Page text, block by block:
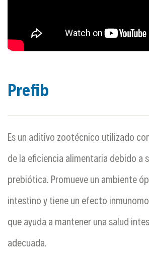
Prefib
Es un aditivo zootécnico utilizado
de la eficiencia alimentaria debido a
prebiótica. Promueve un ambiente
intestino y tiene un efecto
que ayuda a mantener una salud
adecuada.